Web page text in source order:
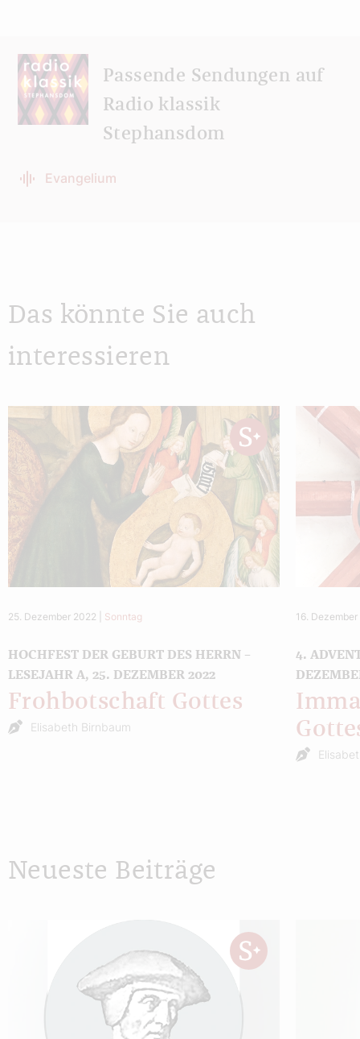
Passende Sendungen auf
Radio klassik
Stephansdom
Evangelium
Das könnte Sie auch
interessieren
25. Dezember 2022 Sonntag
HOCHFEST DER GEBURT DES HERRN –
LESEJAHR A, 25. DEZEMBER 2022
Frohbotschaft Gottes
Elisabeth Birnbaum
16.
4.
Neueste Beiträge